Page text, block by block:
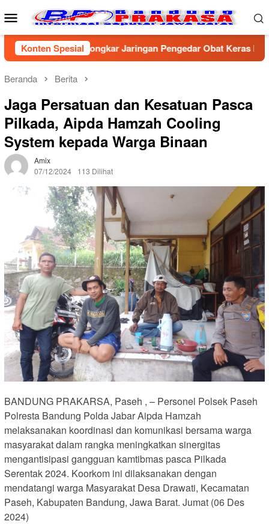
ke
Menu
Mobile
Konten Spesial
Cirebon Bongkar Jaringan Pengedar Obat Keras Ilegal,
Beranda Berita
Jaga Persatuan dan Kesatuan Pasca
Pilkada, Aipda Hamzah Cooling
System kepada Warga Binaan
Amix
07/12/2024
113 Dilihat
BANDUNG PRAKARSA, Paseh , – Personel Polsek Paseh
Polresta Bandung Polda Jabar Aipda Hamzah
melaksanakan koordinasi dan komunikasi bersama warga
masyarakat dalam rangka meningkatkan sinergitas
mengantisipasi gangguan kamtibmas pasca Pilkada
Serentak 2024. Koorkom ini dilaksanakan dengan
mendatangi warga Masyarakat Desa Drawati, Kecamatan
Paseh, Kabupaten Bandung, Jawa Barat. Jumat (06 Des
2024)